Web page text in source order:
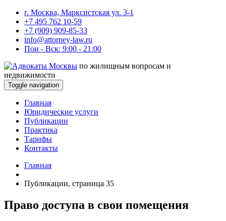
г. Москва, Марксистская ул. 3-1
+7 495 762 10-59
+7 (909) 909-85-33
info@attorney-law.ru
Пон - Вск: 9:00 - 21:00
по жилищным вопросам и
недвижимости
Toggle navigation
Главная
Юридические услуги
Публикации
Практика
Тарифы
Контакты
Главная
Публикации, страница 35
Право доступа в свои помещения